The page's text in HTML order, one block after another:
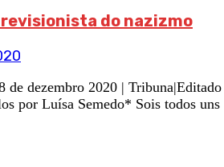
revisionista do nazizmo
dezembro 2020 | Tribuna|Editado
por Luísa Semedo* Sois todos uns